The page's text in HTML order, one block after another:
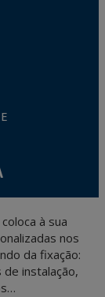
à sua
nos
da fixação:
instalação,